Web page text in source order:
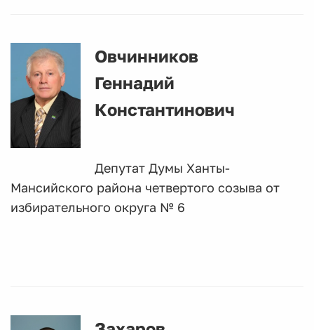
Овчинников
Геннадий
Константинович
Депутат Думы Ханты-
Мансийского района четвертого созыва от
избирательного округа № 6